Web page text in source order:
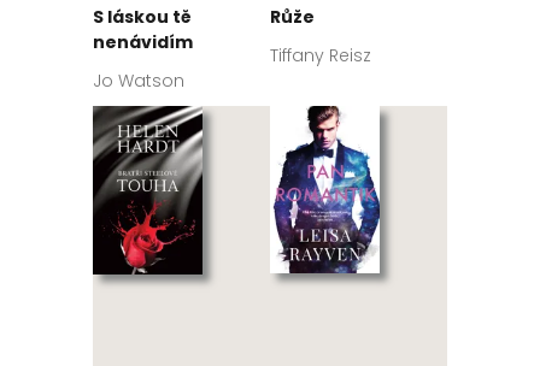
S láskou tě
nenávidím
Jo Watson
Růže
Tiffany Reisz